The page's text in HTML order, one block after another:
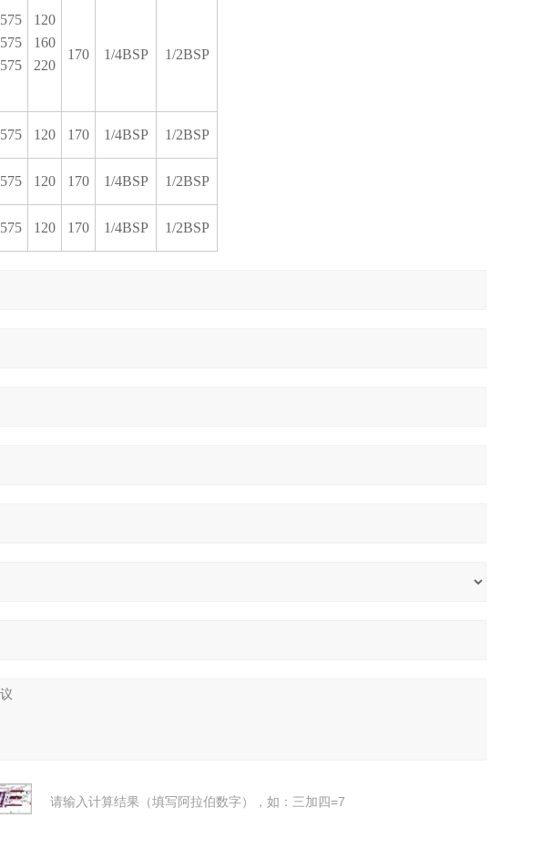
575
575
575
120
160
220
170 1/4BSP 1/2BSP
575 120 170 1/4BSP 1/2BSP
575 120 170 1/4BSP 1/2BSP
575 120 170 1/4BSP 1/2BSP
请输入计算结果（填写阿拉伯数字），如：三加四=7